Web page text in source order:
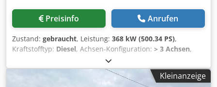
Preisinfo Anrufen
Zustand: gebraucht, Leistung: 368 kW (500.34 PS),
Kraftstofftyp: Diesel, Achsen-Konfiguration: > 3 Achsen,
Automatisch
Euro6, Baujahr:2026, FAHRGESTELL: auf Bestellung TITEL:
IVECO TRAKKER T-WAY AD500 NEUER ABROLLKIPPER MIT
Kleinanzeige